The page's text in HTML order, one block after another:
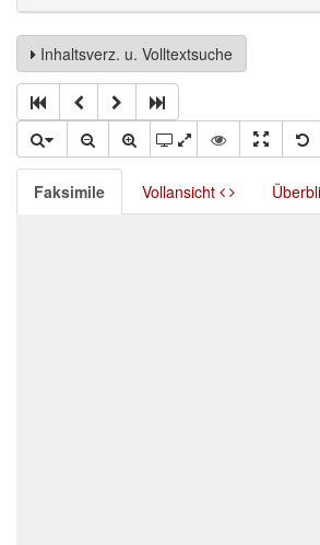
Inhaltsverz. u. Volltextsuche
Faksimile Vollansicht